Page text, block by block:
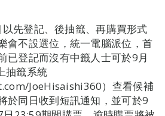
先登記、後抽籤、再購買形式
會不設選位，統一電腦派位，首
已登記而沒有中籤人士可於9月
抽籤系統
JoeHisaishi360）查看候補
於同日收到短訊通知，並可於9